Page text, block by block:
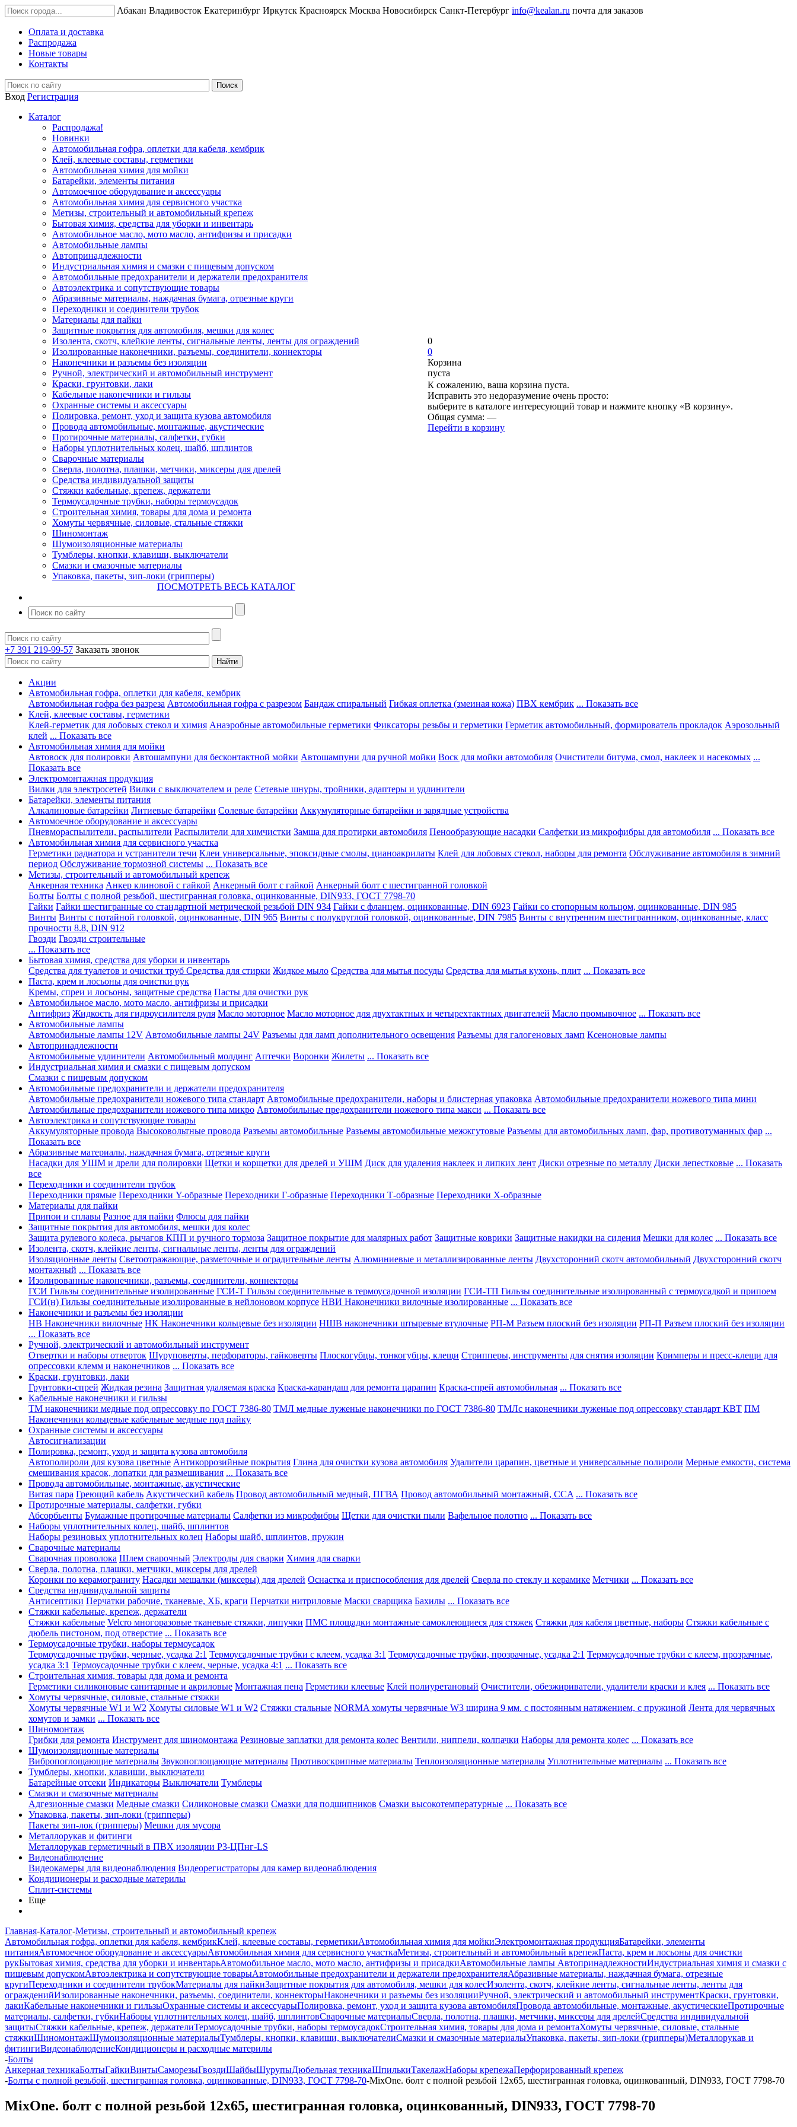
Абакан Владивосток Екатеринбург Иркутск Красноярск Москва Новосибирск Санкт-Петербург info@kealan.ru почта для заказов
Оплата и доставка
Распродажа
Новые товары
Контакты
Вход Регистрация
Каталог
Распродажа!
Новинки
Автомобильная гофра, оплетки для кабеля, кембрик
Клей, клеевые составы, герметики
Автомобильная химия для мойки
Батарейки, элементы питания
Автомоечное оборудование и аксессуары
Автомобильная химия для сервисного участка
Метизы, строительный и автомобильный крепеж
Бытовая химия, средства для уборки и инвентарь
Автомобильное масло, мото масло, антифризы и присадки
Автомобильные лампы
Автопринадлежности
Индустриальная химия и смазки с пищевым допуском
Автомобильные предохранители и держатели предохранителя
Автоэлектрика и сопутствующие товары
Абразивные материалы, наждачная бумага, отрезные круги
Переходники и соединители трубок
Материалы для пайки
Защитные покрытия для автомобиля, мешки для колес
Изолента, скотч, клейкие ленты, сигнальные ленты, ленты для ограждений
Изолированные наконечники, разъемы, соединители, коннекторы
Наконечники и разъемы без изоляции
Ручной, электрический и автомобильный инструмент
Краски, грунтовки, лаки
Кабельные наконечники и гильзы
Охранные системы и аксессуары
Полировка, ремонт, уход и защита кузова автомобиля
Провода автомобильные, монтажные, акустические
Протирочные материалы, салфетки, губки
Наборы уплотнительных колец, шайб, шплинтов
Сварочные материалы
Сверла, полотна, плашки, метчики, миксеры для дрелей
Средства индивидуальной защиты
Стяжки кабельные, крепеж, держатели
Термоусадочные трубки, наборы термоусадок
Строительная химия, товары для дома и ремонта
Хомуты червячные, силовые, стальные стяжки
Шиномонтаж
Шумоизоляционные материалы
Тумблеры, кнопки, клавиши, выключатели
Смазки и смазочные материалы
Упаковка, пакеты, зип-локи (грипперы)
ПОСМОТРЕТЬ ВЕСЬ КАТАЛОГ
+7 391 219-99-57 Заказать звонок
0
0
Корзина
пуста
К сожалению, ваша корзина пуста.
Исправить это недоразумение очень просто:
выберите в каталоге интересующий товар и нажмите кнопку «В корзину».
Общая сумма: —
Перейти в корзину
Акции
Автомобильная гофра, оплетки для кабеля, кембрик
Автомобильная гофра без разреза Автомобильная гофра с разрезом Бандаж спиральный Гибкая оплетка (змеиная кожа) ПВХ кембрик ... Показать все
Клей, клеевые составы, герметики
Клей-герметик для лобовых стекол и химия Анаэробные автомобильные герметики Фиксаторы резьбы и герметики Герметик автомобильный, формирователь прокладок Аэрозольный
клей ... Показать все
Автомобильная химия для мойки
Автовоск для полировки Автошампуни для бесконтактной мойки Автошампуни для ручной мойки Воск для мойки автомобиля Очистители битума, смол, наклеек и насекомых ...
Показать все
Электромонтажная продукция
Вилки для электросетей Вилки с выключателем и реле Сетевые шнуры, тройники, адаптеры и удлинители
Батарейки, элементы питания
Алкалиновые батарейки Литиевые батарейки Солевые батарейки Аккумуляторные батарейки и зарядные устройства
Автомоечное оборудование и аксессуары
Пневмораспылители, распылители Распылители для химчистки Замша для протирки автомобиля Пенообразующие насадки Салфетки из микрофибры для автомобиля ... Показать все
Автомобильная химия для сервисного участка
Герметики радиатора и устранители течи Клеи универсальные, эпоксидные смолы, цианоакрилаты Клей для лобовых стекол, наборы для ремонта Обслуживание автомобиля в зимний
период Обслуживание тормозной системы ... Показать все
Метизы, строительный и автомобильный крепеж
Анкерная техника Анкер клиновой с гайкой Анкерный болт с гайкой Анкерный болт с шестигранной головкой
Болты Болты с полной резьбой, шестигранная головка, оцинкованные, DIN933, ГОСТ 7798-70
Гайки Гайки шестигранные со стандартной метрической резьбой DIN 934 Гайки с фланцем, оцинкованные, DIN 6923 Гайки со стопорным кольцом, оцинкованные, DIN 985
Винты Винты с потайной головкой, оцинкованные, DIN 965 Винты с полукруглой головкой, оцинкованные, DIN 7985 Винты с внутренним шестигранником, оцинкованные, класс
прочности 8.8, DIN 912
Гвозди Гвозди строительные
... Показать все
Бытовая химия, средства для уборки и инвентарь
Средства для туалетов и очистки труб Средства для стирки Жидкое мыло Средства для мытья посуды Средства для мытья кухонь, плит ... Показать все
Паста, крем и лосьоны для очистки рук
Кремы, спреи и лосьоны, защитные средства Пасты для очистки рук
Автомобильное масло, мото масло, антифризы и присадки
Антифриз Жидкость для гидроусилителя руля Масло моторное Масло моторное для двухтактных и четырехтактных двигателей Масло промывочное ... Показать все
Автомобильные лампы
Автомобильные лампы 12V Автомобильные лампы 24V Разъемы для ламп дополнительного освещения Разъемы для галогеновых ламп Ксеноновые лампы
Автопринадлежности
Автомобильные удлинители Автомобильный молдинг Аптечки Воронки Жилеты ... Показать все
Индустриальная химия и смазки с пищевым допуском
Смазки с пищевым допуском
Автомобильные предохранители и держатели предохранителя
Автомобильные предохранители ножевого типа стандарт Автомобильные предохранители, наборы и блистерная упаковка Автомобильные предохранители ножевого типа мини
Автомобильные предохранители ножевого типа микро Автомобильные предохранители ножевого типа макси ... Показать все
Автоэлектрика и сопутствующие товары
Аккумуляторные провода Высоковольтные провода Разъемы автомобильные Разъемы автомобильные межжгутовые Разъемы для автомобильных ламп, фар, противотуманных фар ...
Показать все
Абразивные материалы, наждачная бумага, отрезные круги
Насадки для УШМ и дрели для полировки Щетки и корщетки для дрелей и УШМ Диск для удаления наклеек и липких лент Диски отрезные по металлу Диски лепестковые ... Показать
все
Переходники и соединители трубок
Переходники прямые Переходники Y-образные Переходники Г-образные Переходники Т-образные Переходники Х-образные
Материалы для пайки
Припои и сплавы Разное для пайки Флюсы для пайки
Защитные покрытия для автомобиля, мешки для колес
Защита рулевого колеса, рычагов КПП и ручного тормоза Защитное покрытие для малярных работ Защитные коврики Защитные накидки на сидения Мешки для колес ... Показать все
Изолента, скотч, клейкие ленты, сигнальные ленты, ленты для ограждений
Изоляционные ленты Светоотражающие, разметочные и оградительные ленты Алюминиевые и металлизированные ленты Двухсторонний скотч автомобильный Двухсторонний скотч
монтажный ... Показать все
Изолированные наконечники, разъемы, соединители, коннекторы
ГСИ Гильзы соединительные изолированные ГСИ-Т Гильзы соединительные в термоусадочной изоляции ГСИ-ТП Гильзы соединительные изолированный с термоусадкой и припоем
ГСИ(н) Гильзы соединительные изолированные в нейлоновом корпусе НВИ Наконечники вилочные изолированные ... Показать все
Наконечники и разъемы без изоляции
НВ Наконечники вилочные НК Наконечники кольцевые без изоляции НШВ наконечники штыревые втулочные РП-М Разъем плоский без изоляции РП-П Разъем плоский без изоляции
... Показать все
Ручной, электрический и автомобильный инструмент
Отвертки и наборы отверток Шуруповерты, перфораторы, гайковерты Плоскогубцы, тонкогубцы, клещи Стрипперы, инструменты для снятия изоляции Кримперы и пресс-клещи для
опрессовки клемм и наконечников ... Показать все
Краски, грунтовки, лаки
Грунтовки-спрей Жидкая резина Защитная удаляемая краска Краска-карандаш для ремонта царапин Краска-спрей автомобильная ... Показать все
Кабельные наконечники и гильзы
ТМ наконечники медные под опрессовку по ГОСТ 7386-80 ТМЛ медные луженые наконечники по ГОСТ 7386-80 ТМЛс наконечники луженые под опрессовку стандарт КВТ ПМ
Наконечники кольцевые кабельные медные под пайку
Охранные системы и аксессуары
Автосигнализации
Полировка, ремонт, уход и защита кузова автомобиля
Автополироли для кузова цветные Антикоррозийные покрытия Глина для очистки кузова автомобиля Удалители царапин, цветные и универсальные полироли Мерные емкости, система
смешивания красок, лопатки для размешивания ... Показать все
Провода автомобильные, монтажные, акустические
Витая пара Греющий кабель Акустический кабель Провод автомобильный медный, ПГВА Провод автомобильный монтажный, CCA ... Показать все
Протирочные материалы, салфетки, губки
Абсорбьенты Бумажные протирочные материалы Салфетки из микрофибры Щетки для очистки пыли Вафельное полотно ... Показать все
Наборы уплотнительных колец, шайб, шплинтов
Наборы резиновых уплотнительных колец Наборы шайб, шплинтов, пружин
Сварочные материалы
Сварочная проволока Шлем сварочный Электроды для сварки Химия для сварки
Сверла, полотна, плашки, метчики, миксеры для дрелей
Коронки по керамограниту Насадки мешалки (миксеры) для дрелей Оснастка и приспособления для дрелей Сверла по стеклу и керамике Метчики ... Показать все
Средства индивидуальной защиты
Антисептики Перчатки рабочие, тканевые, ХБ, краги Перчатки нитриловые Маски сварщика Бахилы ... Показать все
Стяжки кабельные, крепеж, держатели
Стяжки кабельные Velcro многоразовые тканевые стяжки, липучки ПМС площадки монтажные самоклеющиеся для стяжек Стяжки для кабеля цветные, наборы Стяжки кабельные с
дюбель пистоном, под отверстие ... Показать все
Термоусадочные трубки, наборы термоусадок
Термоусадочные трубки, черные, усадка 2:1 Термоусадочные трубки с клеем, усадка 3:1 Термоусадочные трубки, прозрачные, усадка 2:1 Термоусадочные трубки с клеем, прозрачные,
усадка 3:1 Термоусадочные трубки с клеем, черные, усадка 4:1 ... Показать все
Строительная химия, товары для дома и ремонта
Герметики силиконовые санитарные и акриловые Монтажная пена Герметики клеевые Клей полиуретановый Очистители, обезжириватели, удалители краски и клея ... Показать все
Хомуты червячные, силовые, стальные стяжки
Хомуты червячные W1 и W2 Хомуты силовые W1 и W2 Стяжки стальные NORMA хомуты червячные W3 ширина 9 мм. с постоянным натяжением, с пружиной Лента для червячных
хомутов и замки ... Показать все
Шиномонтаж
Грибки для ремонта Инструмент для шиномонтажа Резиновые заплатки для ремонта колес Вентили, ниппели, колпачки Наборы для ремонта колес ... Показать все
Шумоизоляционные материалы
Вибропоглощающие материалы Звукопоглощающие материалы Противоскрипные материалы Теплоизоляционные материалы Уплотнительные материалы ... Показать все
Тумблеры, кнопки, клавиши, выключатели
Батарейные отсеки Индикаторы Выключатели Тумблеры
Смазки и смазочные материалы
Адгезионные смазки Медные смазки Силиконовые смазки Смазки для подшипников Смазки высокотемпературные ... Показать все
Упаковка, пакеты, зип-локи (грипперы)
Пакеты зип-лок (грипперы) Мешки для мусора
Металлорукав и фитинги
Металлорукав герметичный в ПВХ изоляции Р3-ЦПнг-LS
Видеонаблюдение
Видеокамеры для видеонаблюдения Видеорегистраторы для камер видеонаблюдения
Кондиционеры и расходные материлы
Сплит-системы
Еще
Главная-Каталог-Метизы, строительный и автомобильный крепеж
Автомобильная гофра, оплетки для кабеля, кембрикКлей, клеевые составы, герметикиАвтомобильная химия для мойкиЭлектромонтажная продукцияБатарейки, элементы
питанияАвтомоечное оборудование и аксессуарыАвтомобильная химия для сервисного участкаМетизы, строительный и автомобильный крепежПаста, крем и лосьоны для очистки
рукБытовая химия, средства для уборки и инвентарьАвтомобильное масло, мото масло, антифризы и присадкиАвтомобильные лампы АвтопринадлежностиИндустриальная химия и смазки с
пищевым допускомАвтоэлектрика и сопутствующие товарыАвтомобильные предохранители и держатели предохранителяАбразивные материалы, наждачная бумага, отрезные
кругиПереходники и соединители трубокМатериалы для пайкиЗащитные покрытия для автомобиля, мешки для колесИзолента, скотч, клейкие ленты, сигнальные ленты, ленты для
огражденийИзолированные наконечники, разъемы, соединители, коннекторыНаконечники и разъемы без изоляцииРучной, электрический и автомобильный инструментКраски, грунтовки,
лакиКабельные наконечники и гильзыОхранные системы и аксессуарыПолировка, ремонт, уход и защита кузова автомобиляПровода автомобильные, монтажные, акустическиеПротирочные
материалы, салфетки, губкиНаборы уплотнительных колец, шайб, шплинтовСварочные материалыСверла, полотна, плашки, метчики, миксеры для дрелейСредства индивидуальной
защитыСтяжки кабельные, крепеж, держателиТермоусадочные трубки, наборы термоусадокСтроительная химия, товары для дома и ремонтаХомуты червячные, силовые, стальные
стяжкиШиномонтажШумоизоляционные материалыТумблеры, кнопки, клавиши, выключателиСмазки и смазочные материалыУпаковка, пакеты, зип-локи (грипперы)Металлорукав и
фитингиВидеонаблюдениеКондиционеры и расходные материлы
-Болты
Анкерная техникаБолтыГайкиВинтыСаморезыГвоздиШайбыШурупыДюбельная техникаШпилькиТакелажНаборы крепежаПерфорированный крепеж
-Болты с полной резьбой, шестигранная головка, оцинкованные, DIN933, ГОСТ 7798-70-MixOne. болт с полной резьбой 12х65, шестигранная головка, оцинкованный, DIN933, ГОСТ 7798-70
MixOne. болт с полной резьбой 12х65, шестигранная головка, оцинкованный, DIN933, ГОСТ 7798-70